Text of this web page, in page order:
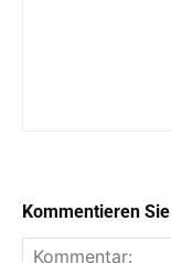
Kommentieren